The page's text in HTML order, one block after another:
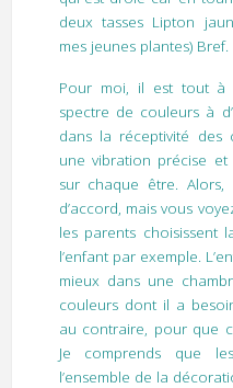
deux tasses Lipton
mes jeunes plantes) Bref.
Pour moi, il est tout à
spectre de couleurs à
dans la réceptivité des
une vibration précise
sur chaque être.
d’accord, mais vous
les parents choisissent
l’enfant par exemple.
mieux dans une
couleurs dont il a
au contraire, pour que
Je comprends que
l’ensemble de la